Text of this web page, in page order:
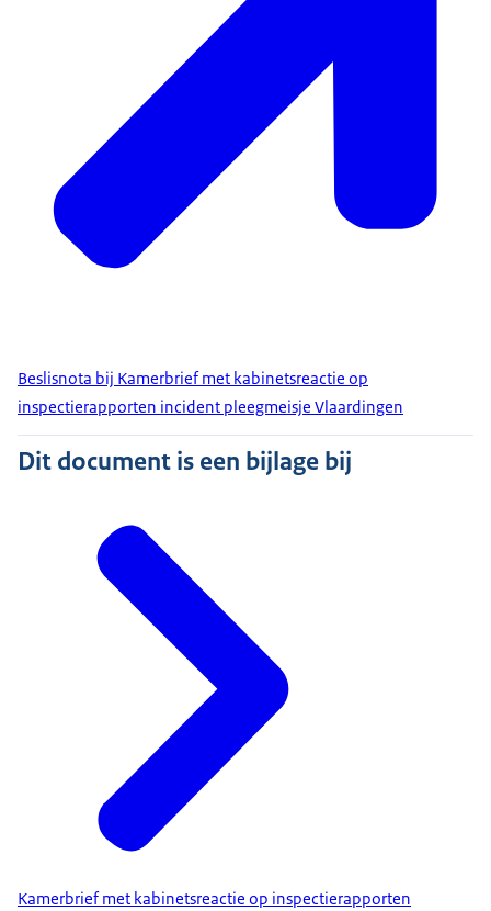
Beslisnota bij Kamerbrief met kabinetsreactie op
inspectierapporten incident pleegmeisje Vlaardingen
Dit document is een bijlage bij
Kamerbrief met kabinetsreactie op inspectierapporten